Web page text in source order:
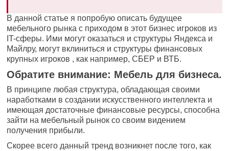
В данной статье я попробую описать будущее
мебельного рынка с приходом в этот бизнес игроков из
IT-сферы. Ими могут оказаться и структуры Яндекса и
Майлру, могут вклиниться и структуры финансовых
крупных игроков , как например, СБЕР и ВТБ.
Обратите внимание: Мебель для бизнеса.
В принципе любая структура, обладающая своими
наработками в создании искусственного интеллекта и
имеющая достаточные финансовые ресурсы, способна
зайти на мебельный рынок со своим видением
получения прибыли.
Скорее всего данный тренд возникнет после того, как